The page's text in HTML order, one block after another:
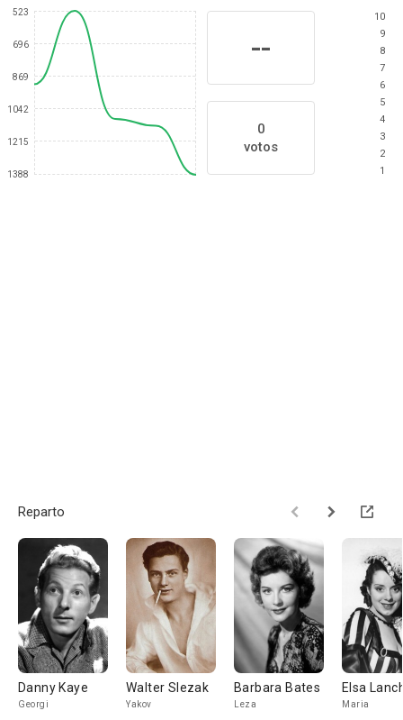
523
696
869
1042
1215
1388
--
0
votos
10
9
8
7
6
5
4
3
2
1
Reparto
Danny Kaye
Georgi
Walter Slezak
Yakov
Barbara Bates
Leza
Elsa
Maria